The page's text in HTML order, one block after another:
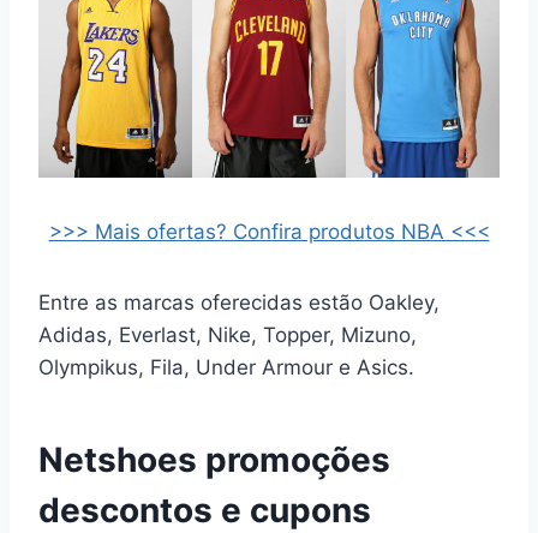
>>> Mais ofertas? Confira produtos NBA <<<
Entre as marcas oferecidas estão Oakley,
Adidas, Everlast, Nike, Topper, Mizuno,
Olympikus, Fila, Under Armour e Asics.
Netshoes promoções
descontos e cupons